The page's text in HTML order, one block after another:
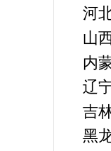
河
山
内
辽
吉
黑